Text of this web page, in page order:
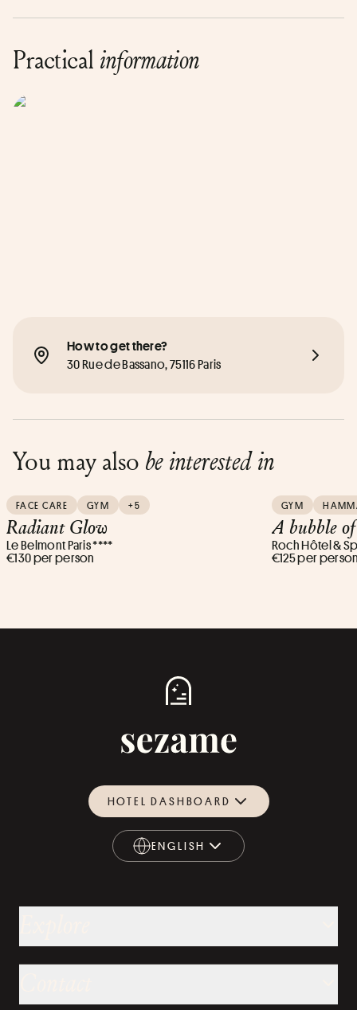
Practical information
How to get there?
30 Rue de Bassano, 75116 Paris
You may also be interested in
FACE CARE GYM +5
Radiant Glow
Le Belmont Paris ****
€130 per person
GYM
A bubble
Roch Hôtel &
€125 per
HOTEL DASHBOARD
ENGLISH
ENGLISH